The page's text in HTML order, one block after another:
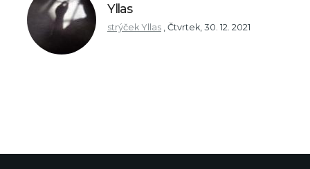
Yllas
strýček Yllas , Čtvrtek, 30. 12. 2021